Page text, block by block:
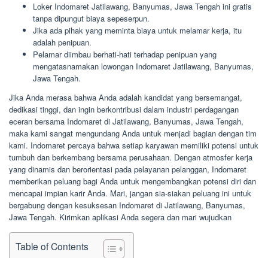
Loker Indomaret Jatilawang, Banyumas, Jawa Tengah ini gratis
tanpa dipungut biaya sepeserpun.
Jika ada pihak yang meminta biaya untuk melamar kerja, itu
adalah penipuan.
Pelamar diimbau berhati-hati terhadap penipuan yang
mengatasnamakan lowongan Indomaret Jatilawang, Banyumas,
Jawa Tengah.
Jika Anda merasa bahwa Anda adalah kandidat yang bersemangat,
dedikasi tinggi, dan ingin berkontribusi dalam industri perdagangan
eceran bersama Indomaret di Jatilawang, Banyumas, Jawa Tengah,
maka kami sangat mengundang Anda untuk menjadi bagian dengan tim
kami. Indomaret percaya bahwa setiap karyawan memiliki potensi untuk
tumbuh dan berkembang bersama perusahaan. Dengan atmosfer kerja
yang dinamis dan berorientasi pada pelayanan pelanggan, Indomaret
memberikan peluang bagi Anda untuk mengembangkan potensi diri dan
mencapai impian karir Anda. Mari, jangan sia-siakan peluang ini untuk
bergabung dengan kesuksesan Indomaret di Jatilawang, Banyumas,
Jawa Tengah. Kirimkan aplikasi Anda segera dan mari wujudkan
Table of Contents